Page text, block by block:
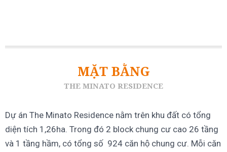
MẶT BẰNG
THE MINATO RESIDENCE
Dự án The Minato Residence nằm trên khu đất có tổng
diện tích 1,26ha. Trong đó 2 block chung cư cao 26 tầng
và 1 tầng hầm, có tổng số 924 căn hộ chung cư. Mỗi căn